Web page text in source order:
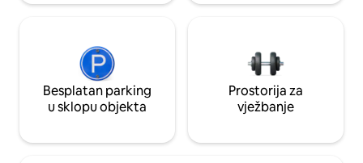
Besplatan parking
u sklopu objekta
Prostorija za
vježbanje